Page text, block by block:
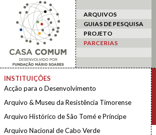
ARQUIVOS
GUIAS DE PESQUISA
PROJETO
PARCERIAS
INSTITUIÇÕES
Acção para o Desenvolvimento
Arquivo & Museu da Resistência Timorense
Arquivo Histórico de São Tomé e Príncipe
Arquivo Nacional de Cabo Verde